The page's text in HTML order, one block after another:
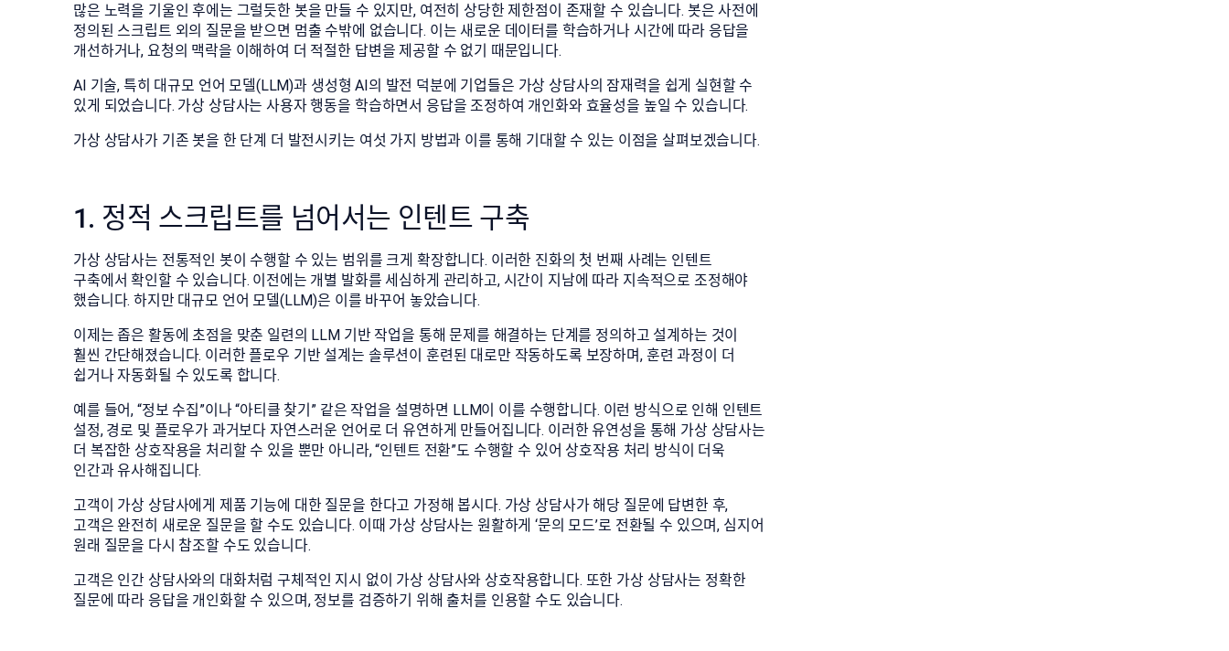
많은 노력을 기울인 후에는 그럴듯한 봇을 만들 수 있지만, 여전히 상당한 제한점이 존재할 수 있습니다. 봇은 사전에
정의된 스크립트 외의 질문을 받으면 멈출 수밖에 없습니다. 이는 새로운 데이터를 학습하거나 시간에 따라 응답을
개선하거나, 요청의 맥락을 이해하여 더 적절한 답변을 제공할 수 없기 때문입니다.
AI 기술, 특히 대규모 언어 모델(LLM)과 생성형 AI의 발전 덕분에 기업들은 가상 상담사의 잠재력을 쉽게 실현할 수
있게 되었습니다. 가상 상담사는 사용자 행동을 학습하면서 응답을 조정하여 개인화와 효율성을 높일 수 있습니다.
가상 상담사가 기존 봇을 한 단계 더 발전시키는 여섯 가지 방법과 이를 통해 기대할 수 있는 이점을 살펴보겠습니다.
1. 정적 스크립트를 넘어서는 인텐트 구축
가상 상담사는 전통적인 봇이 수행할 수 있는 범위를 크게 확장합니다. 이러한 진화의 첫 번째 사례는 인텐트
구축에서 확인할 수 있습니다. 이전에는 개별 발화를 세심하게 관리하고, 시간이 지남에 따라 지속적으로 조정해야
했습니다. 하지만 대규모 언어 모델(LLM)은 이를 바꾸어 놓았습니다.
이제는 좁은 활동에 초점을 맞춘 일련의 LLM 기반 작업을 통해 문제를 해결하는 단계를 정의하고 설계하는 것이
훨씬 간단해졌습니다. 이러한 플로우 기반 설계는 솔루션이 훈련된 대로만 작동하도록 보장하며, 훈련 과정이 더
쉽거나 자동화될 수 있도록 합니다.
예를 들어, “정보 수집”이나 “아티클 찾기” 같은 작업을 설명하면 LLM이 이를 수행합니다. 이런 방식으로 인해 인텐트
설정, 경로 및 플로우가 과거보다 자연스러운 언어로 더 유연하게 만들어집니다. 이러한 유연성을 통해 가상 상담사는
더 복잡한 상호작용을 처리할 수 있을 뿐만 아니라, “인텐트 전환”도 수행할 수 있어 상호작용 처리 방식이 더욱
인간과 유사해집니다.
고객이 가상 상담사에게 제품 기능에 대한 질문을 한다고 가정해 봅시다. 가상 상담사가 해당 질문에 답변한 후,
고객은 완전히 새로운 질문을 할 수도 있습니다. 이때 가상 상담사는 원활하게 ‘문의 모드’로 전환될 수 있으며, 심지어
원래 질문을 다시 참조할 수도 있습니다.
고객은 인간 상담사와의 대화처럼 구체적인 지시 없이 가상 상담사와 상호작용합니다. 또한 가상 상담사는 정확한
질문에 따라 응답을 개인화할 수 있으며, 정보를 검증하기 위해 출처를 인용할 수도 있습니다.